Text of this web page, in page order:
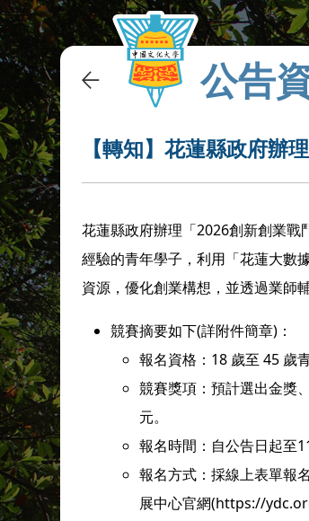
公告
【轉知】花蓮縣政府辦
花蓮縣政府辦理「2026創新創業
經驗的青年學子，利用「花蓮大數
資源，優化創業構想，並透過業師
競賽摘要如下(詳附件簡章)：
報名資格：18 歲至 45 歲
競賽獎項：預計選出金獎
元。
報名時間：自公告日起至
報名方式：採線上表單
展中心官網(https://